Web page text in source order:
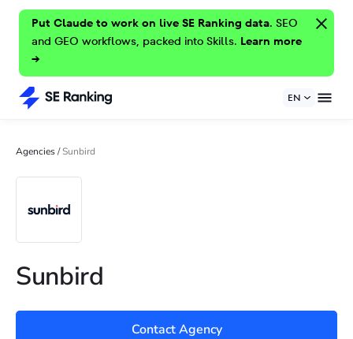
Put Claude to work on live SE Ranking data. SEO
and GEO workflows, packed into Skills. Learn more
→
EN
Agencies/Sunbird
Sunbird
Contact Agency